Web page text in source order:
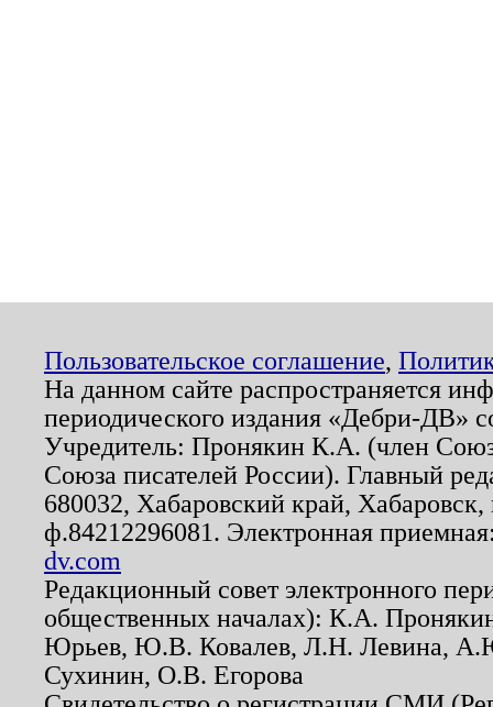
Пользовательское соглашение,
На данном сайте распространяется
периодического издания «Дебри-ДВ»
Учредитель: Пронякин К.А. (член
Союза писателей России). Главный
680032, Хабаровский край,
ф.84212296081. Электронная
dv.com
Редакционный совет электронного
общественных началах): К.А.
Юрьев, Ю.В. Ковалев, Л.Н. Левина,
Сухинин, О.В. Егорова